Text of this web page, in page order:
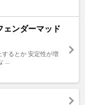
ェンダーマッド
るとか 安定性が増
...